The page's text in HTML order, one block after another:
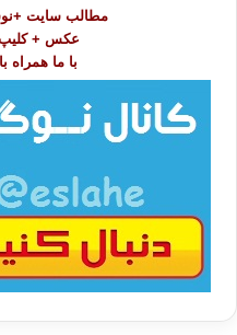
مطالب سایت
عکس +
با ما همراه